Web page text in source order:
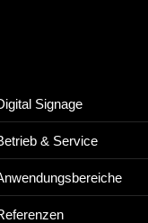
Signage
& Service